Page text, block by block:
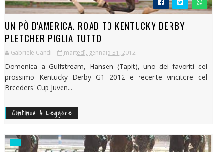
UN PÒ D'AMERICA. ROAD TO KENTUCKY DERBY,
PLETCHER PIGLIA TUTTO
Gabriele Candi martedì, gennaio 31, 2012
Domenica a Gulfstream, Hansen (Tapit), uno dei favoriti del
prossimo Kentucky Derby G1 2012 e recente vincitore del
Breeders' Cup Juven...
Continua A Leggere